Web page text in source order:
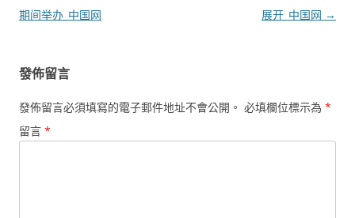
導
期间举办_中国网
展开_中国网 →
發佈留言
發佈留言必須填寫的電子郵件地址不會公開。 必填欄位標示為 *
留言 *